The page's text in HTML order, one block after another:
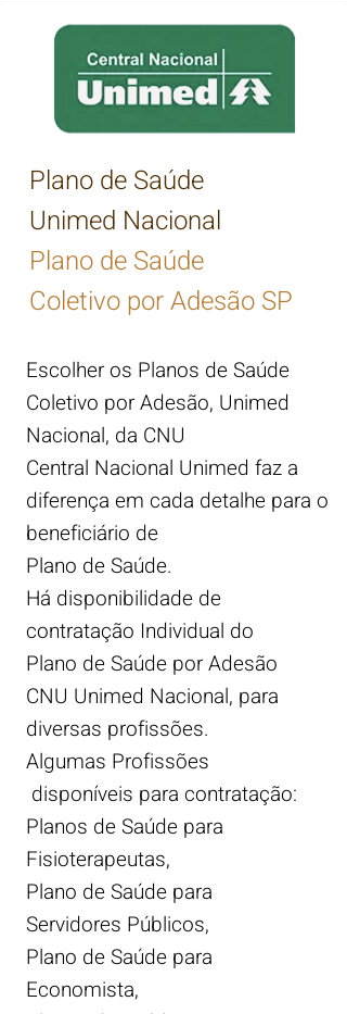
Plano de Saúde
Unimed Nacional
Plano de Saúde
Coletivo por Adesão SP
Escolher os Planos de Saúde
Coletivo por Adesão, Unimed
Nacional, da CNU
Central Nacional Unimed faz a
diferença em cada detalhe para o
beneficiário de
Plano de Saúde.
Há disponibilidade de
contratação Individual do
Plano de Saúde por Adesão
CNU Unimed Nacional, para
diversas profissões.
Algumas Profissões
disponíveis para contratação:
Planos de Saúde para
Fisioterapeutas,
Plano de Saúde para
Servidores Públicos,
Plano de Saúde para
Economista,